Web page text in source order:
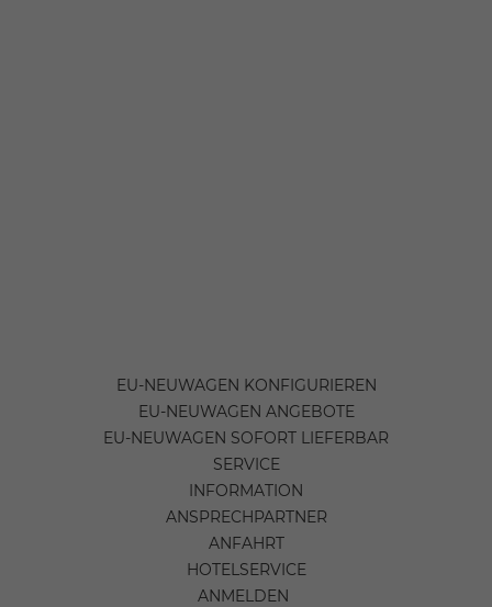
EU-NEUWAGEN KONFIGURIEREN
EU-NEUWAGEN ANGEBOTE
EU-NEUWAGEN SOFORT LIEFERBAR
SERVICE
INFORMATION
ANSPRECHPARTNER
ANFAHRT
HOTELSERVICE
ANMELDEN